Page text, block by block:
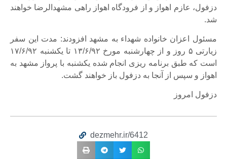
دزفول، عازم اهواز و از فرودگاه اهواز راهی مشهدالرضا خواهند
شد.
مسئول اعزان خانواده شهداء به مشهد افزودند: مدت این سفر
زیارتی ۵ روز و از چهارشنبه مورخ ۱۳/۶/۹۲ تا یکشنبه ۱۷/۶/۹۲
است که طبق برنامه ریزی انجام شده یکشنبه با پرواز مشهد به
اهواز و سپس از آنجا به دزفول باز خواهند گشت.
دزفول امروز
dezmehr.ir/6412